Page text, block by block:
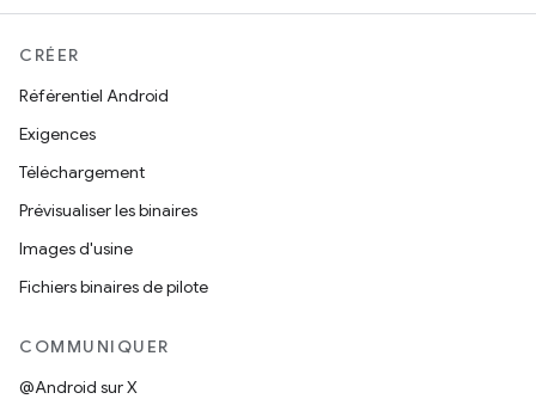
CRÉER
Référentiel Android
Exigences
Téléchargement
Prévisualiser les binaires
Images d'usine
Fichiers binaires de pilote
COMMUNIQUER
@Android sur X